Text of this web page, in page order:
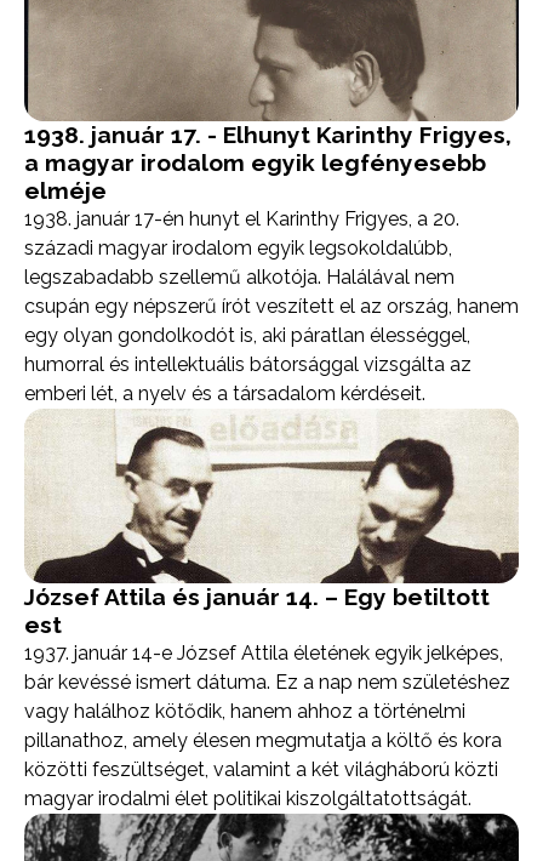
1938. január 17. - Elhunyt Karinthy Frigyes,
a magyar irodalom egyik legfényesebb
elméje
1938. január 17-én hunyt el Karinthy Frigyes, a 20.
századi magyar irodalom egyik legsokoldalúbb,
legszabadabb szellemű alkotója. Halálával nem
csupán egy népszerű írót veszített el az ország, hanem
egy olyan gondolkodót is, aki páratlan élességgel,
humorral és intellektuális bátorsággal vizsgálta az
emberi lét, a nyelv és a társadalom kérdéseit.
József Attila és január 14. – Egy betiltott
est
1937. január 14-e József Attila életének egyik jelképes,
bár kevéssé ismert dátuma. Ez a nap nem születéshez
vagy halálhoz kötődik, hanem ahhoz a történelmi
pillanathoz, amely élesen megmutatja a költő és kora
közötti feszültséget, valamint a két világháború közti
magyar irodalmi élet politikai kiszolgáltatottságát.